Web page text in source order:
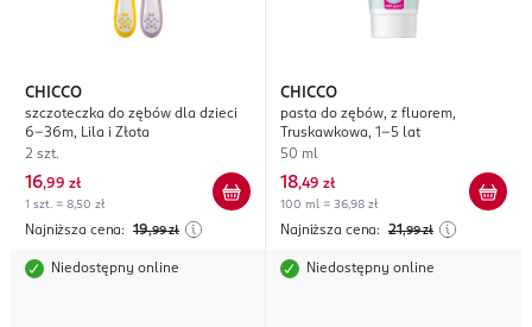
CHICCO
szczoteczka do zębów dla dzieci
6-36m, Lila i Złota
2 szt.
16,99 zł
1 szt. = 8,50 zł
Najniższa cena: 19,99 zł
Niedostępny online
CHICCO
pasta do zębów, z fluorem,
Truskawkowa, 1-5 lat
50 ml
18,49 zł
100 ml = 36,98 zł
Najniższa cena: 21,99 zł
Niedostępny online